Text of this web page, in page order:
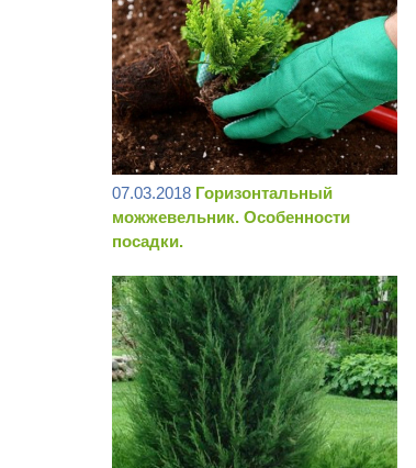
07.03.2018 Горизонтальный
можжевельник. Особенности
посадки.